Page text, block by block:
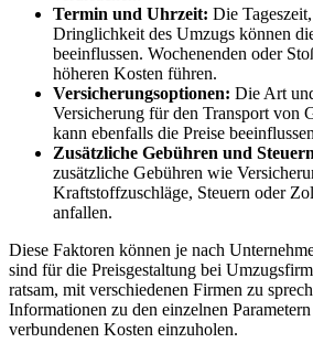
Termin und Uhrzeit: Die
Dringlichkeit des Umzugs können
beeinflussen. Wochenenden oder
höheren Kosten führen.
Versicherungsoptionen: Die Art
Versicherung für den Transport von
kann ebenfalls die Preise
Zusätzliche Gebühren und
zusätzliche Gebühren wie
Kraftstoffzuschläge, Steuern oder
anfallen.
Diese Faktoren können je nach
sind für die Preisgestaltung bei
ratsam, mit verschiedenen Firmen zu
Informationen zu den einzelnen
verbundenen Kosten einzuholen.